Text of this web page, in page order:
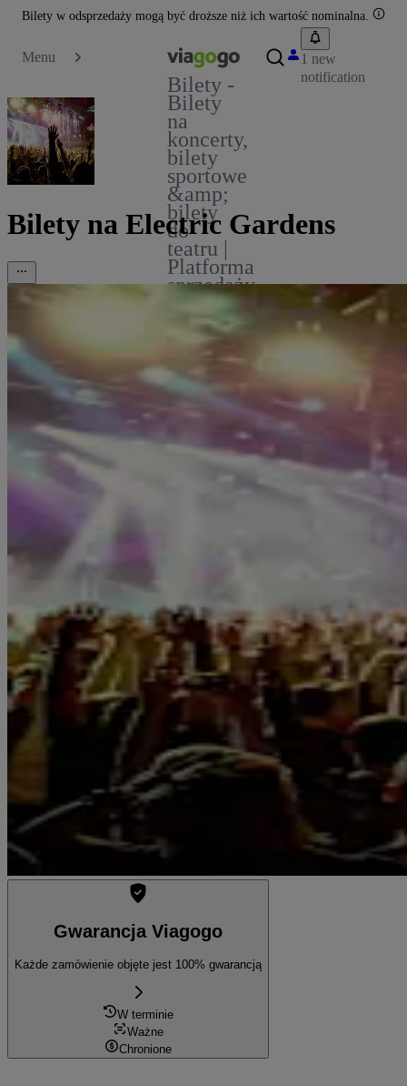
Bilety w odsprzedaży mogą być droższe niż ich wartość nominalna.
Menu
Bilety -
Bilety
na
koncerty,
bilety
sportowe
&amp;
bilety
do
teatru |
Platforma
sprzedaży
biletów
viagogo
1 new
notification
Bilety na Electric Gardens
Gwarancja Viagogo
Każde zamówienie objęte jest 100% gwarancją
W terminie
Ważne
Chronione